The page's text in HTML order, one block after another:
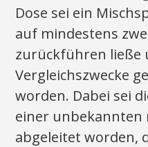
Dose sei ein
auf mindestens
zurückführen ließe
Vergleichszwecke
worden. Dabei sei
einer unbekannten
abgeleitet worden,